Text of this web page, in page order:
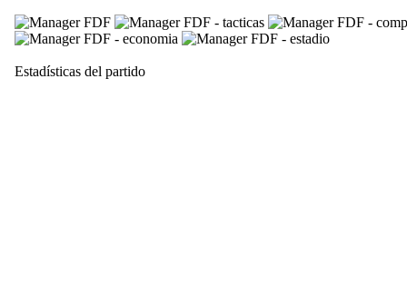
Estadísticas del partido